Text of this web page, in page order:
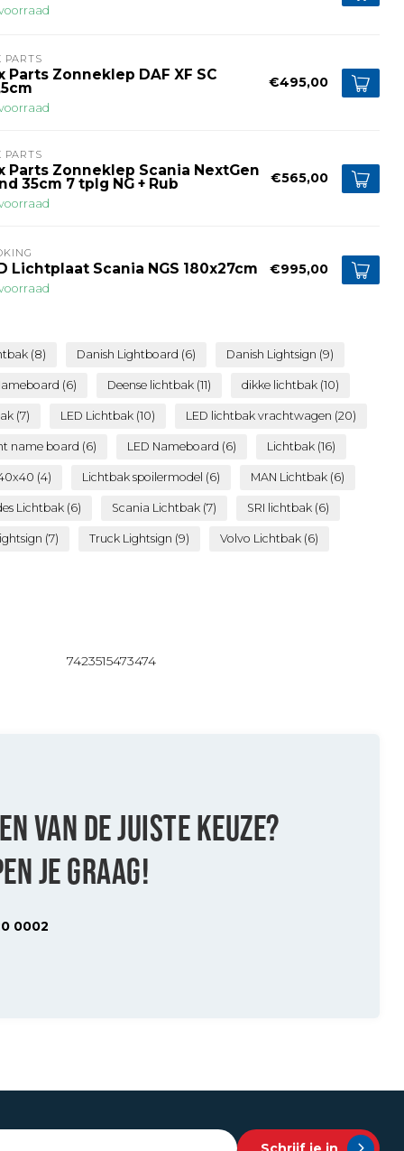
PARTS
Parts Zonneklep DAF XF SC €495,00
PARTS
Parts Zonneklep Scania NextGen
35cm 7 tplg NG + Rub €565,00
Lichtplaat Scania NGS 180x27cm €995,00
(8) Danish Lightboard (6) Danish Lightsign (9)
(6) Deense lichtbak (11) dikke lichtbak (10)
(7) LED Lichtbak (10) LED lichtbak vrachtwagen (20)
name board (6) LED Nameboard (6) Lichtbak (16)
(4) Lichtbak spoilermodel (6) MAN Lichtbak (6)
Lichtbak (6) Scania Lichtbak (7) SRI lichtbak (6)
(7) Truck Lightsign (9) Volvo Lichtbak (6)
7423515473474
VAN DE JUISTE KEUZE?
JE GRAAG!
0002